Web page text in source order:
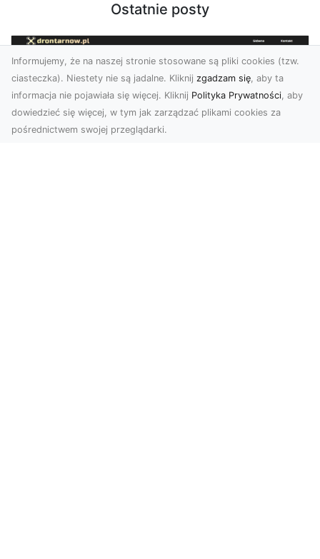
Ostatnie posty
Informujemy, że na naszej stronie stosowane są pliki cookies (tzw.
ciasteczka). Niestety nie są jadalne. Kliknij zgadzam się, aby ta
informacja nie pojawiała się więcej. Kliknij Polityka Prywatności, aby
dowiedzieć się więcej, w tym jak zarządzać plikami cookies za
pośrednictwem swojej przeglądarki.